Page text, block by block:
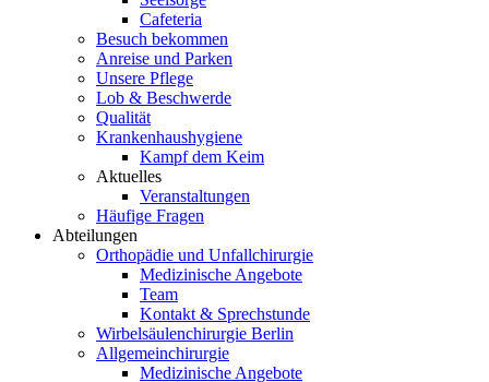
Cafeteria
Besuch bekommen
Anreise und Parken
Unsere Pflege
Lob & Beschwerde
Qualität
Krankenhaushygiene
Kampf dem Keim
Aktuelles
Veranstaltungen
Häufige Fragen
Abteilungen
Orthopädie und Unfallchirurgie
Medizinische Angebote
Team
Kontakt & Sprechstunde
Wirbelsäulenchirurgie Berlin
Allgemeinchirurgie
Medizinische Angebote